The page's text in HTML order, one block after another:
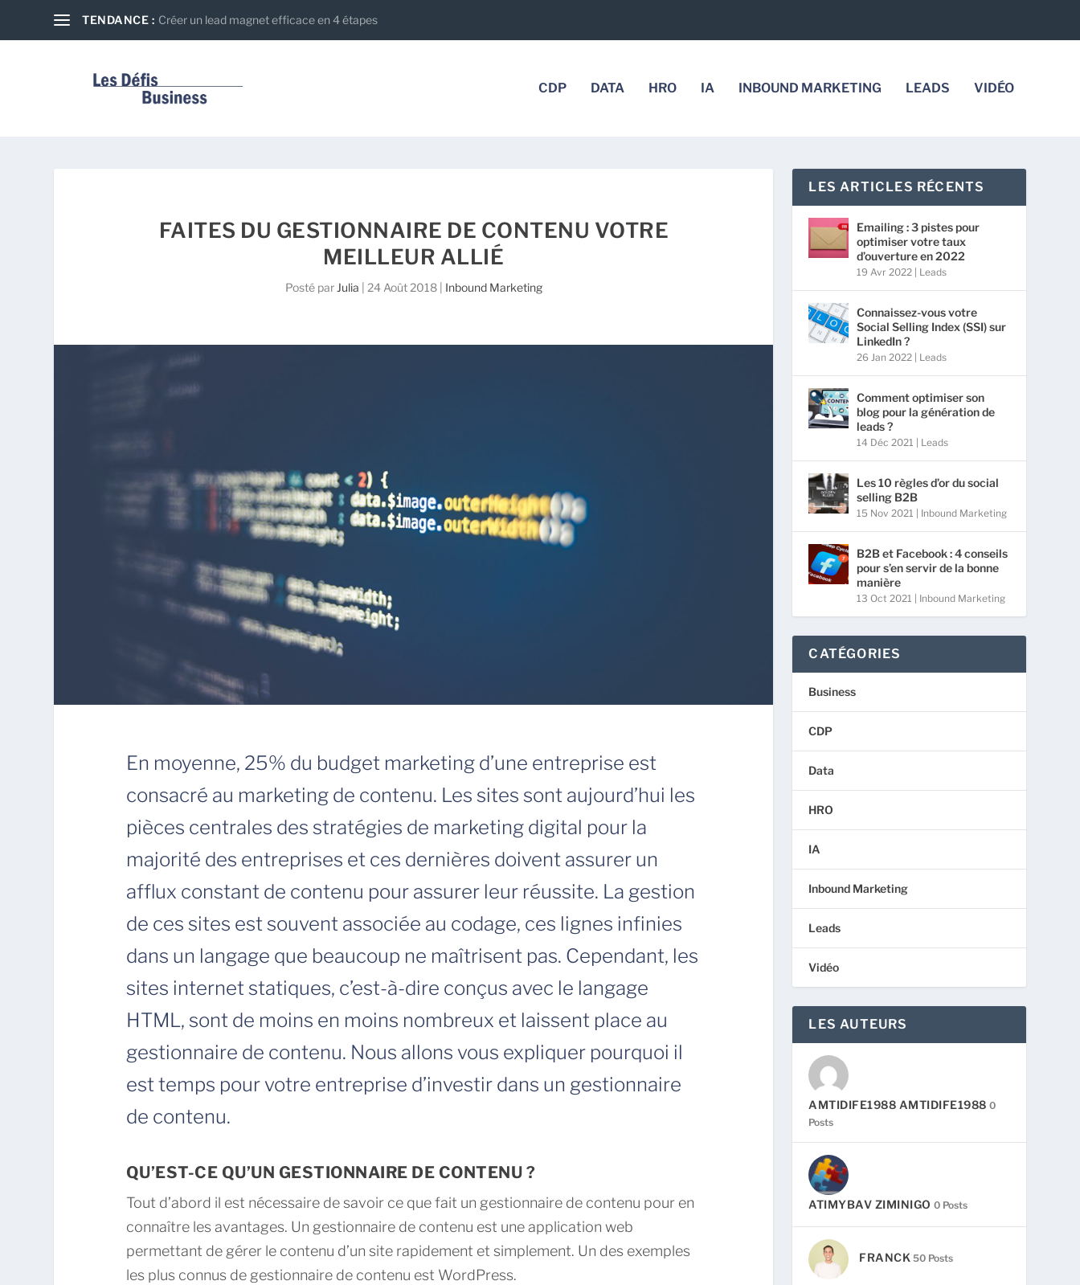
TENDANCE : Créer un lead magnet efficace en 4 étapes
CDP DATA HRO IA INBOUND MARKETING LEADS VIDÉO
FAITES DU GESTIONNAIRE DE CONTENU VOTRE
MEILLEUR ALLIÉ
Posté par Julia 24 Août 2018| Inbound Marketing
En moyenne, 25% du budget marketing d’une entreprise est
consacré au marketing de contenu. Les sites sont aujourd’hui les
pièces centrales des stratégies de marketing digital pour la
majorité des entreprises et ces dernières doivent assurer un
afflux constant de contenu pour assurer leur réussite. La gestion
de ces sites est souvent associée au codage, ces lignes infinies
dans un langage que beaucoup ne maîtrisent pas. Cependant, les
sites internet statiques, c’est-à-dire conçus avec le langage
HTML, sont de moins en moins nombreux et laissent place au
gestionnaire de contenu. Nous allons vous expliquer pourquoi il
est temps pour votre entreprise d’investir dans un gestionnaire
de contenu.
QU’EST-CE QU’UN GESTIONNAIRE DE CONTENU ?
Tout d’abord il est nécessaire de savoir ce que fait un gestionnaire de contenu pour en
connaître les avantages. Un gestionnaire de contenu est une application web
permettant de gérer le contenu d’un site rapidement et simplement. Un des exemples
les plus connus de gestionnaire de contenu est WordPress.
LES ARTICLES RÉCENTS
Emailing : 3 pistes pour
optimiser votre taux
d’ouverture en 2022
19 Avr 2022 Leads
Connaissez-vous votre
Social Selling Index (SSI) sur
LinkedIn ?
26 Jan 2022 Leads
Comment optimiser son
blog pour la génération de
leads ?
14 Déc 2021 Leads
Les 10 règles d’or du social
selling B2B
15 Nov 2021 Inbound Marketing
B2B et Facebook : 4 conseils
pour s’en servir de la bonne
manière
13 Oct 2021 Inbound Marketing
CATÉGORIES
Business
CDP
Data
HRO
IA
Inbound Marketing
Leads
Vidéo
LES AUTEURS
AMTIDIFE1988 AMTIDIFE1988 0
Posts
ATIMYBAV ZIMINIGO 0 Posts
FRANCK 50 Posts